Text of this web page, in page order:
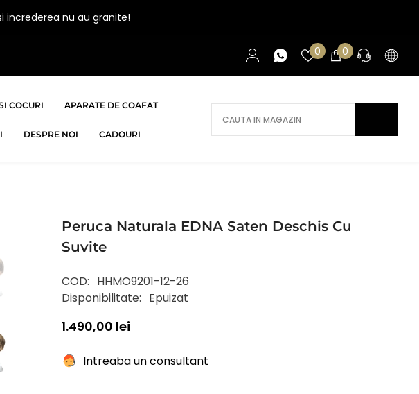
increderea nu au granite!
0Liste
de
favorite
00
articole
AI NEVOIE DE AJUTOR?
COCURI APARATE DE COAFAT
DESPRE NOI CADOURI
Peruca Naturala EDNA Saten Deschis Cu
Suvite
COD: HHMO9201-12-26
Disponibilitate: Epuizat
1.490,00 lei
Intreaba un consultant